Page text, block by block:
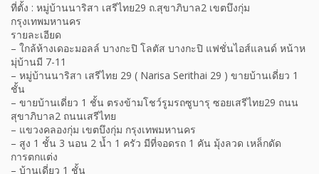
ที่ตั้ง : หมู่บ้านนาริสา เสรีไทย29 ถ.สุขาภิบาล2 เขตบึงกุ่ม
กรุงเทพมหานคร
รายละเอียด
– ใกล้ห้างเดอะมอลล์ บางกะปิ โลตัส บางกะปิ แฟชั่นไอส์แลนด์ หน้าห
มุ่บ้านมี 7-11
– หมู่บ้านนาริสา เสรีไทย 29 ( Narisa Serithai 29 ) ขายบ้านเดี่ยว 1
ชั้น
– ขายบ้านเดี่ยว 1 ชั้น ตรงข้ามโชว์รูมรถซูบารุ ซอยเสรีไทย29 ถนน
สุขาภิบาล2 ถนนเสรีไทย
– แขวงคลองกุ่ม เขตบึงกุ่ม กรุงเทพมหานคร
– สูง 1 ชั้น 3 นอน 2 น้ำ 1 ครัว มีที่จอดรถ 1 คัน มุ้งลวด เหล็กดัด
การตกแต่ง
– บ้านเดี่ยว 1 ชั้น